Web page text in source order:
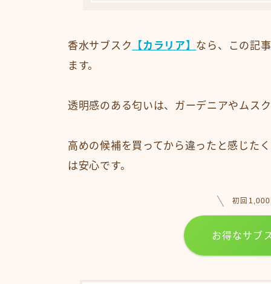
香水サブスク 【カラリア】 なら、この記
ます。
透明感のある匂いは、ガーデニアやムス
高めの候補を買ってから違ったと感じた
は安心です。
初回1,000
お得なサブ